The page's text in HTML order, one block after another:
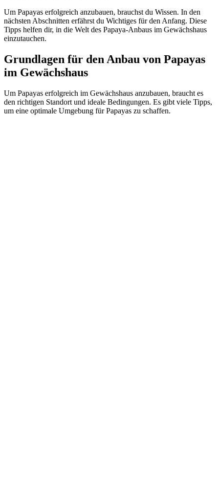
Um Papayas erfolgreich anzubauen, brauchst du Wissen. In den
nächsten Abschnitten erfährst du Wichtiges für den Anfang. Diese
Tipps helfen dir, in die Welt des Papaya-Anbaus im Gewächshaus
einzutauchen.
Grundlagen für den Anbau von Papayas
im Gewächshaus
Um Papayas erfolgreich im Gewächshaus anzubauen, braucht es
den richtigen Standort und ideale Bedingungen. Es gibt viele Tipps,
um eine optimale Umgebung für Papayas zu schaffen.